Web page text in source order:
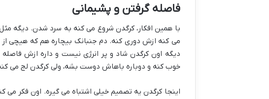
فاصله گرفتن و پشیمانی
با همین افکار، کرگدن شروع می کنه به سرد شدن. دیگه
می کنه ازش دوری کنه. دم جنبانک بیچاره هم که هیچی
دیگه اون کرگدن شاد و پر انرژی نیست و داره ازش
خوب کنه و دوباره باهاش دوست بشه، ولی کرگدن لج می
اینجا کرگدن یه تصمیم خیلی اشتباه می گیره. اون فکر می